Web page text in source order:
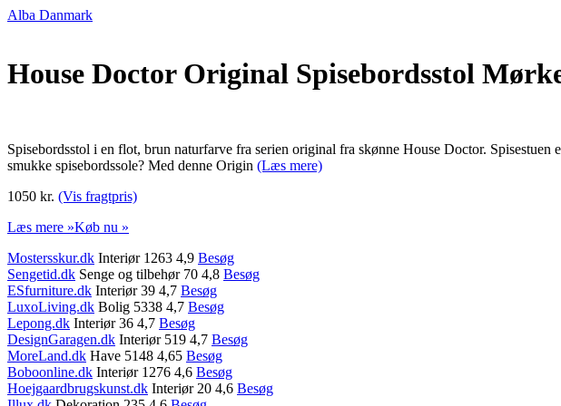
Alba Danmark
House Doctor Original Spisebordsstol
Spisebordsstol i en flot, brun naturfarve fra serien original fra skønne House Doctor.
smukke spisebordssole? Med denne Origin (Læs mere)
1050 kr. (Vis fragtpris)
Læs mere »Køb nu »
Mostersskur.dk Interiør 1263 4,9 Besøg
Sengetid.dk Senge og tilbehør 70 4,8 Besøg
ESfurniture.dk Interiør 39 4,7 Besøg
LuxoLiving.dk Bolig 5338 4,7 Besøg
Lepong.dk Interiør 36 4,7 Besøg
DesignGaragen.dk Interiør 519 4,7 Besøg
MoreLand.dk Have 5148 4,65 Besøg
Boboonline.dk Interiør 1276 4,6 Besøg
Hoejgaardbrugskunst.dk Interiør 20 4,6 Besøg